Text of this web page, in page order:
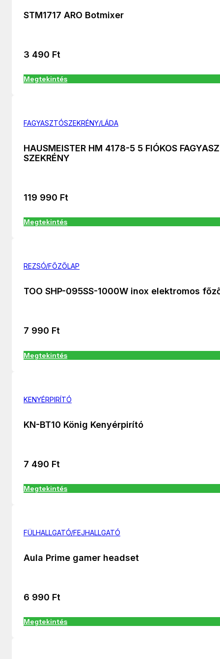
STM1717 ARO Botmixer
3 490 Ft
Megtekintés
FAGYASZTÓSZEKRÉNY/LÁDA
HAUSMEISTER HM 4178-5 5 FIÓKOS
SZEKRÉNY
119 990 Ft
Megtekintés
REZSÓ/FŐZŐLAP
TOO SHP-095SS-1000W inox elektromos
7 990 Ft
Megtekintés
KENYÉRPIRÍTÓ
KN-BT10 König Kenyérpirító
7 490 Ft
Megtekintés
FÜLHALLGATÓ/FEJHALLGATÓ
Aula Prime gamer headset
6 990 Ft
Megtekintés